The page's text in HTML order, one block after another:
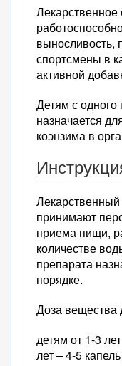
выносливость,
спортсмены в
активной
Детям с
назначается
коэнзима в
принимают
приема пищи,
количестве
препарата
порядке.
Доза вещества
детям от 1-3
лет – 4-5